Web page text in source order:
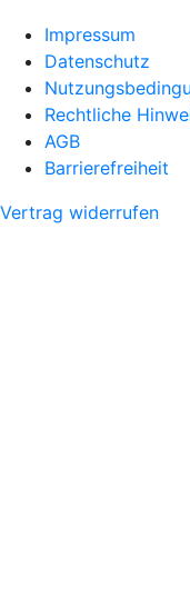
Impressum
Datenschutz
Rechtliche
AGB
Barrierefreiheit
Vertrag widerrufen